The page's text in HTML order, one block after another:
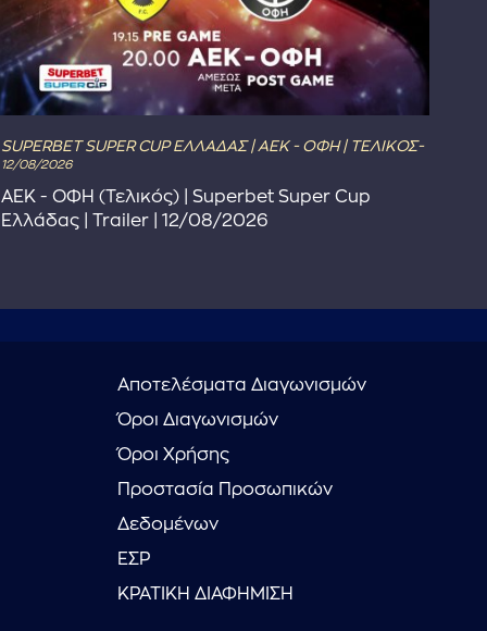
SUPERBET SUPER CUP ΕΛΛΑΔΑΣ | ΑΕΚ - ΟΦΗ | ΤΕΛΙΚΟΣ-
12/08/2026
ΑΕΚ - ΟΦΗ (Τελικός) | Superbet Super Cup
Ελλάδας | Trailer | 12/08/2026
Αποτελέσματα Διαγωνισμών
Όροι Διαγωνισμών
Όροι Χρήσης
Προστασία Προσωπικών
Δεδομένων
ΕΣΡ
ΚΡΑΤΙΚΗ ΔΙΑΦΗΜΙΣΗ